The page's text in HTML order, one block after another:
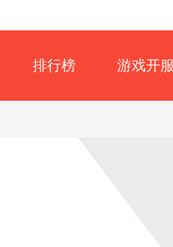
排行榜 游戏开服